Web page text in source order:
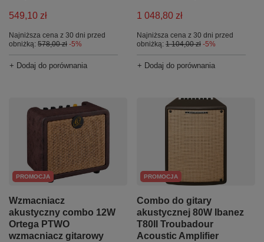
549,10 zł
Najniższa cena z 30 dni przed
obniżką: 578,00 zł -5%
+ Dodaj do porównania
1 048,80 zł
Najniższa cena z 30 dni przed
obniżką: 1 104,00 zł -5%
+ Dodaj do porównania
PROMOCJA
Wzmacniacz
akustyczny combo 12W
Ortega PTWO
wzmacniacz gitarowy
PROMOCJA
Combo do gitary
akustycznej 80W Ibanez
T80II Troubadour
Acoustic Amplifier